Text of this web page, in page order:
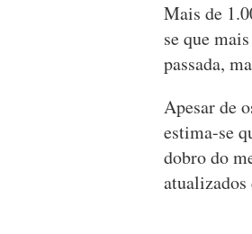
Mais de
se que
passada,
Apesar de
estima-se
dobro do